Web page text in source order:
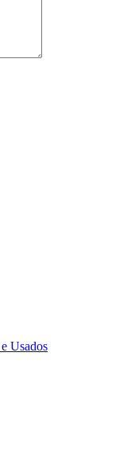
Usados